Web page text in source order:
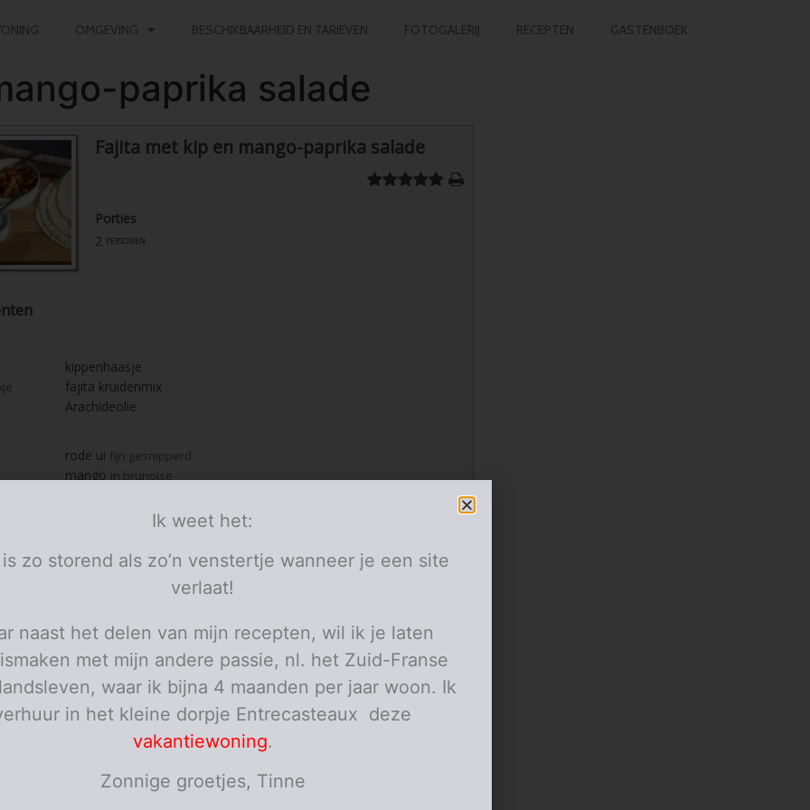
OMGEVING BESCHIKBAARHEID EN TARIEVEN FOTOGALERIJ RECEPTEN GASTENBOEK
paprika salade
Fajita met kip en mango-paprika salade
Porties
2 personen
kippenhaasje
fajita kruidenmix
Arachideolie
rode ui fijn gesnipperd
mango in brunoise
in brunoise
pezo
Jalapeño mayonaise
kant en klaar (of sausje naar smaak)
opgelegde Jalapeño pepers
wraps
personen
kippenhaasje in reepjes en kruid met de fajita kruiden. Laat even trekken.
Ik weet het:
zo storend als zo’n venstertje wanneer je een site
verlaat!
naast het delen van mijn recepten, wil ik je laten
met mijn andere passie, nl. het Zuid-Franse
waar ik bijna 4 maanden per jaar woon. Ik
in het kleine dorpje Entrecasteaux deze
vakantiewoning.
Zonnige groetjes, Tinne